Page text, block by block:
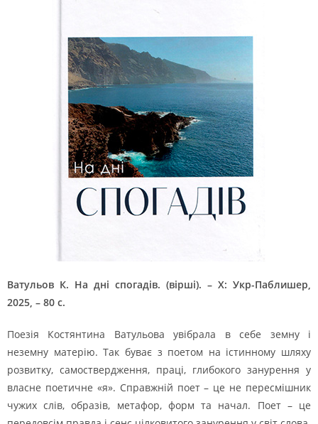
Ватульов К. На дні спогадів. (вірші). – Х: Укр-Паблишер,
2025, – 80 с.
Поезія Костянтина Ватульова увібрала в себе земну і
неземну матерію. Так буває з поетом на істинному шляху
розвитку, самоствердження, праці, глибокого занурення у
власне поетичне «я». Справжній поет – це не пересмішник
чужих слів, образів, метафор, форм та начал. Поет – це